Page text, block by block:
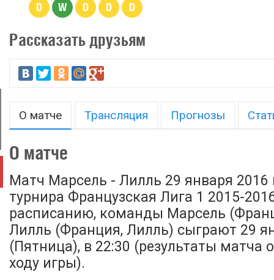
D W D D D
Рассказать друзьям
О матче Трансляция Прогнозы
О матче
Матч Марсель - Лилль 29 января 2016
турнира Французская Лига 1 2015-
расписанию, команды Марсель
Лилль (Франция, Лилль) сыграют 29
(Пятница), в 22:30 (результаты матча
ходу игры).